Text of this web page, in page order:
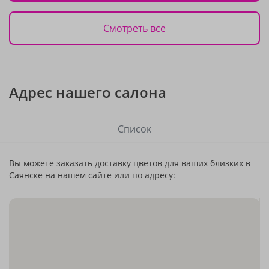
Смотреть все
Адрес нашего салона
Список
Вы можете заказать доставку цветов для ваших близких в
Саянске на нашем сайте или по адресу: